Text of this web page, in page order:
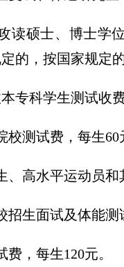
读硕士、博士
的，按国家规定
专科学生测试收
校测试费，每生60
、高水平运动员
招生面试及体能测
费，每生120元。